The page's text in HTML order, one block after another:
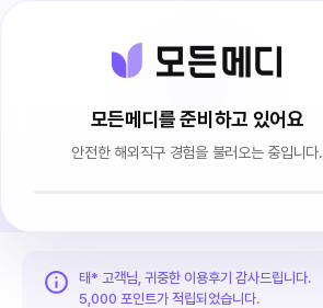
모든메디를 준비하고 있어요
안전한 해외직구 경험을 불러오는 중입니다.
이용후기 브랜드소개
태* 고객님, 귀중한 이용후기 감사드립니다.
5,000 포인트가 적립되었습니다.